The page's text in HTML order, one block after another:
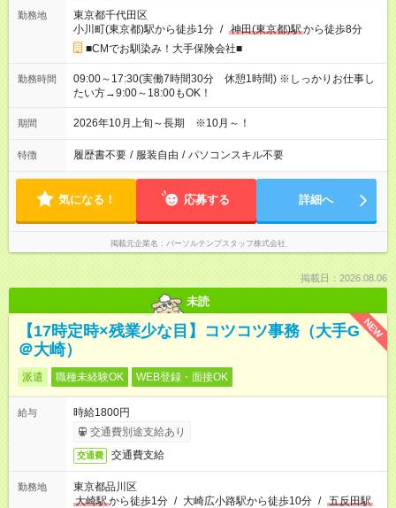
勤務地
東京都千代田区
小川町(東京都)駅から徒歩1分 / 神田(東京都)駅から徒歩8分
■CMでお馴染み！大手保険会社■
勤務時間
09:00～17:30(実働7時間30分 休憩1時間) ※しっかりお仕事し
たい方→9:00～18:00もOK！
期間 2026年10月上旬～長期 ※10月～！
特徴 履歴書不要 / 服装自由 / パソコンスキル不要
気になる！ 応募する 詳細へ
掲載元企業名 パーソルテンプスタッフ株式会社
掲載日：2026.08.06
未読
NEW
【17時定時×残業少な目】コツコツ事務（大手G
＠大崎）
派遣 職種未経験OK WEB登録・面接OK
給与
時給1800円
交通費別途支給あり
交通費 交通費支給
勤務地
東京都品川区
大崎駅から徒歩1分 / 大崎広小路駅から徒歩10分 / 五反田駅